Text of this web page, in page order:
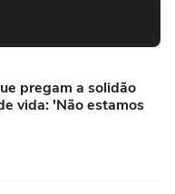
pregam a solidão
vida: 'Não estamos